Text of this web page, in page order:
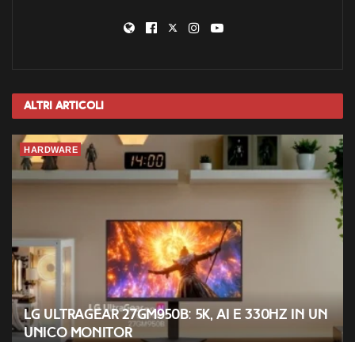
Altri Articoli
HARDWARE
LG UltraGear 27GM950B: 5K, AI e 330Hz in un
unico monitor